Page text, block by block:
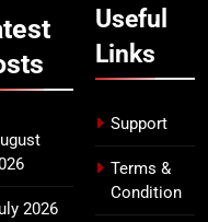
निरीक्षण; समयबद्ध एवं
सुनिश्चित करने के
से कोई समझौता
2026
Useful
Links
Support
Terms &
Condition